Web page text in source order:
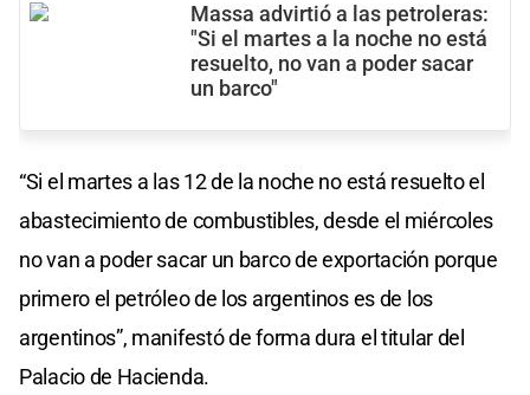
Massa advirtió a las petroleras:
"Si el martes a la noche no está
resuelto, no van a poder sacar
un barco"
“Si el martes a las 12 de la noche no está resuelto el
abastecimiento de combustibles, desde el miércoles
no van a poder sacar un barco de exportación porque
primero el petróleo de los argentinos es de los
argentinos”, manifestó de forma dura el titular del
Palacio de Hacienda.